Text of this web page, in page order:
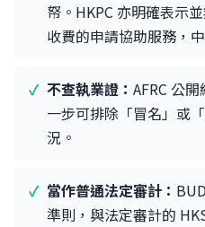
帑。HKPC 亦明確表示
收費的申請協助服務，
不查執業證： AFRC 公
一步可排除「冒名」或
況。
當作普通法定審計：
準則，與法定審計的